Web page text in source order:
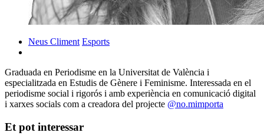
Neus Climent Esports
Graduada en Periodisme en la Universitat de València i
especialitzada en Estudis de Gènere i Feminisme. Interessada en el
periodisme social i rigorós i amb experiència en comunicació digital
i xarxes socials com a creadora del projecte @no.mimporta
Et pot interessar